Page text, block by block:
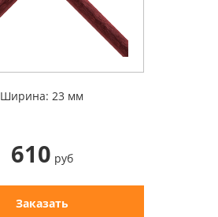
Ширина: 23 мм
610 руб
Заказать